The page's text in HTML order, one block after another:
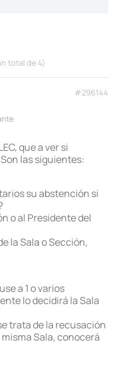
total de 4)
#296144
que a ver si
las siguientes:
su abstención si
o al Presidente del
la Sala o Sección,
a 1 o varios
lo decidirá la Sala
trata de la recusación
Sala, conocerá